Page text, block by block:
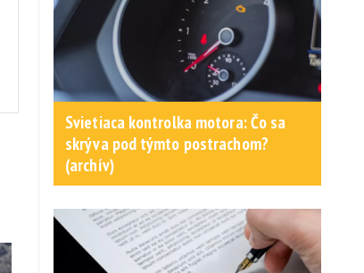
Svietiaca kontrolka motora: Čo sa
skrýva pod týmto postrachom?
(archív)